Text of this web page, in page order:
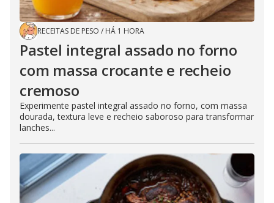
RECEITAS DE PESO / HÁ 1 HORA
Pastel integral assado no forno
com massa crocante e recheio
cremoso
Experimente pastel integral assado no forno, com massa
dourada, textura leve e recheio saboroso para transformar
lanches...